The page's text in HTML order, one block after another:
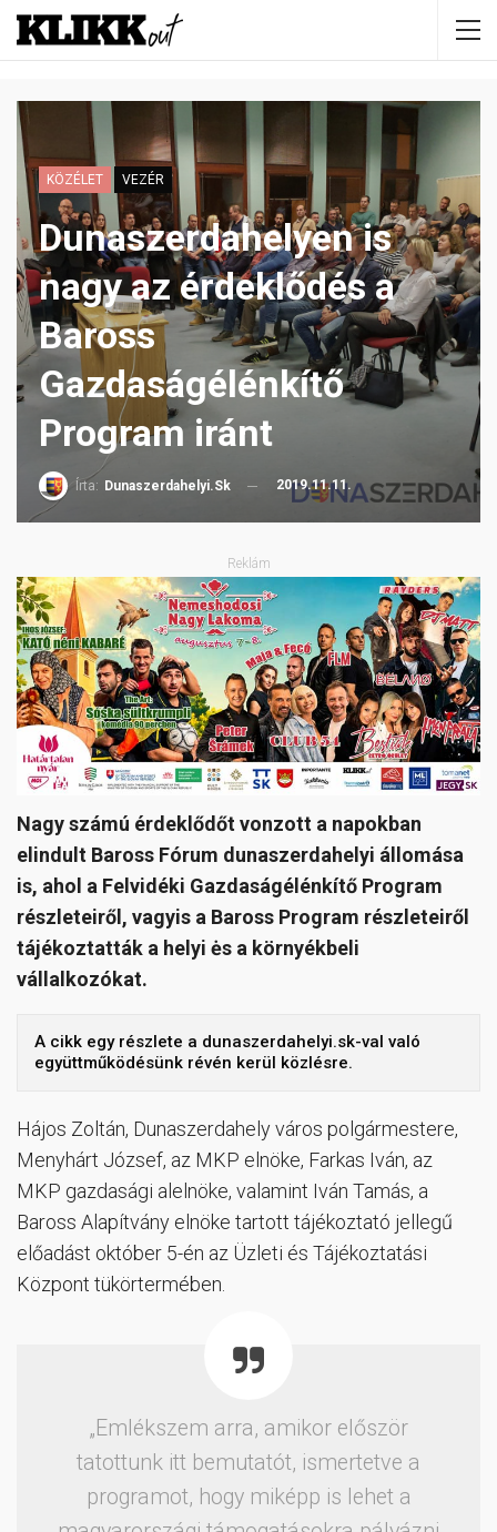
KÖZÉLET VEZÉR
Dunaszerdahelyen is
nagy az érdeklődés a
Baross
Gazdaságélénkítő
Program iránt
Írta: Dunaszerdahelyi.sk 2019.11.11.
Reklám
Nagy számú érdeklődőt vonzott a napokban
elindult Baross Fórum dunaszerdahelyi állomása
is, ahol a Felvidéki Gazdaságélénkítő Program
részleteiről, vagyis a Baross Program részleteiről
tájékoztatták a helyi ės a környékbeli
vállalkozókat.
A cikk egy részlete a dunaszerdahelyi.sk-val való
együttműködésünk révén kerül közlésre.
Hájos Zoltán, Dunaszerdahely város polgármestere,
Menyhárt József, az MKP elnöke, Farkas Iván, az
MKP gazdasági alelnöke, valamint Iván Tamás, a
Baross Alapítvány elnöke tartott tájékoztató jellegű
előadást október 5-én az Üzleti és Tájékoztatási
Központ tükörtermében.
„Emlékszem arra, amikor először
tatottunk itt bemutatót, ismertetve a
programot, hogy miképp is lehet a